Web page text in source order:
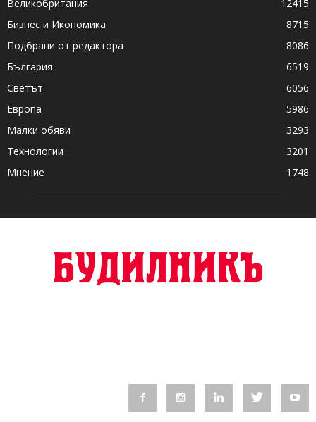
Великобритания
12415
Бизнес и Икономика
8715
Подбрани от редактора
8086
България
6519
Светът
6056
Европа
5986
Малки обяви
3293
Технологии
3201
Мнение
1748